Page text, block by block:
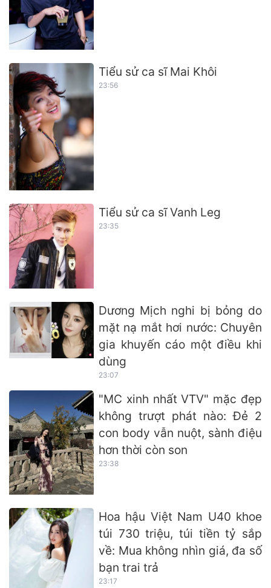
Tiểu sử ca sĩ Mai Khôi
23:56
Tiểu sử ca sĩ Vanh Leg
23:35
Dương Mịch nghi bị bỏng do
mặt nạ mắt hơi nước: Chuyên
gia khuyến cáo một điều khi
dùng
23:07
"MC xinh nhất VTV" mặc đẹp
không trượt phát nào: Đẻ 2
con body vẫn nuột, sành điệu
hơn thời còn son
23:38
Hoa hậu Việt Nam U40 khoe
túi 730 triệu, túi tiền tỷ sắp
về: Mua không nhìn giá, đa số
bạn trai trả
23:17